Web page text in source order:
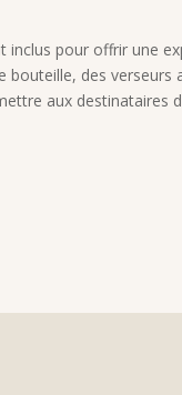
inclus pour offrir une
bouteille, des
aux destinataires